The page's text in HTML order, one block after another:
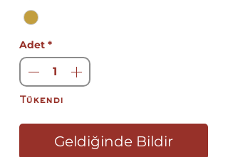
Adet *
Tükendi
Geldiğinde Bildir